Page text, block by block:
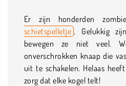
Er zijn honderden
schietspelletje . Gelukkig
bewegen ze niet veel.
onverschrokken knaap die
uit te schakelen. Helaas
zorg dat elke kogel telt!